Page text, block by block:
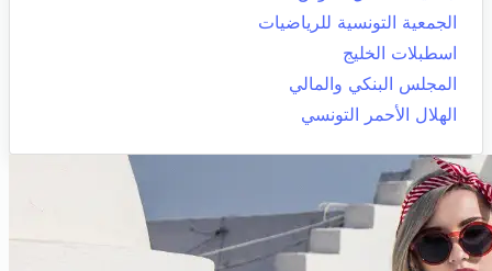
الجمعية التونسية للرياضيات
اسطبلات الخليج
المجلس البنكي والمالي
الهلال الأحمر التونسي